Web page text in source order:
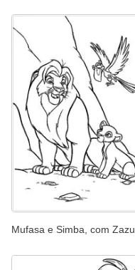
Mufasa e Simba, com Zazu